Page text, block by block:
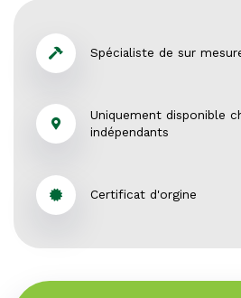
Spécialiste de sur
Uniquement disponible
indépendants
Certificat d'orgine